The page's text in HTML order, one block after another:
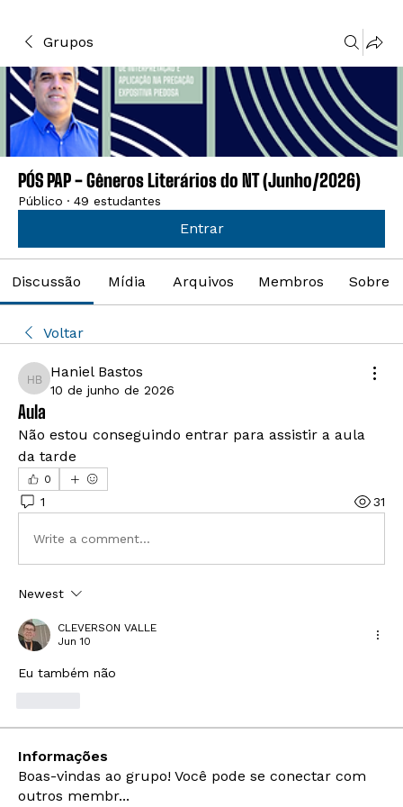
Grupos
PÓS PAP - Gêneros Literários do NT (Junho/2026)
Público · 49 estudantes
Entrar
Discussão Mídia Arquivos Membros Sobre
Voltar
Haniel Bastos
Haniel Bastos
10 de junho de 2026
Aula
Não estou conseguindo entrar para assistir a aula
da tarde
0
1 31
Write a comment...
Newest
CLEVERSON VALLE
Jun 10
Eu também não
Informações
Boas-vindas ao grupo! Você pode se conectar com
outros membr...